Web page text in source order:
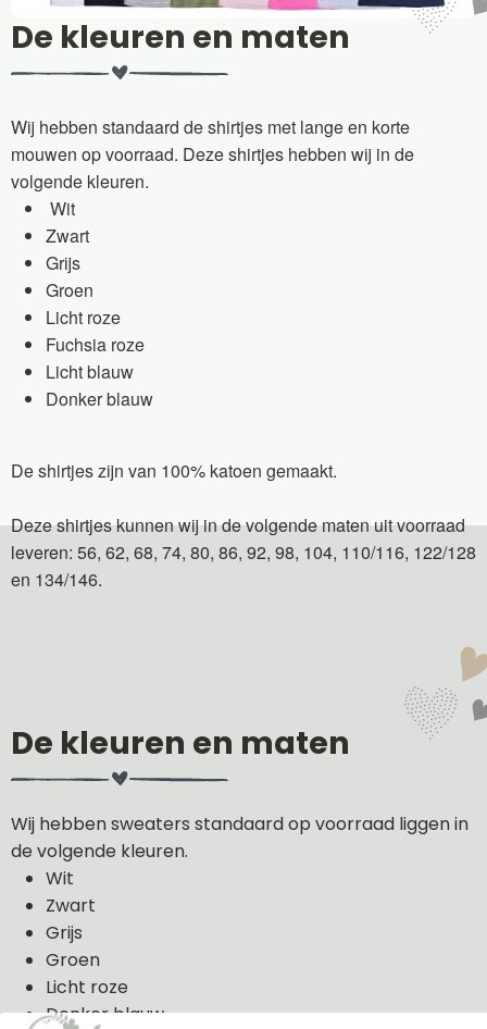
De kleuren en maten
Wij hebben standaard de shirtjes met lange en korte
mouwen op voorraad. Deze shirtjes hebben wij in de
volgende kleuren.
Wit
Zwart
Grijs
Groen
Licht roze
Fuchsia roze
Licht blauw
Donker blauw
De shirtjes zijn van 100% katoen gemaakt.
Deze shirtjes kunnen wij in de volgende maten uit voorraad
leveren: 56, 62, 68, 74, 80, 86, 92, 98, 104, 110/116, 122/128
en 134/146.
De kleuren en maten
Wij hebben sweaters standaard op voorraad liggen in
de volgende kleuren.
Wit
Zwart
Grijs
Groen
Licht roze
Donker blauw